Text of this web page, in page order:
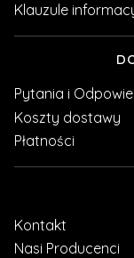
Klauzule
Pytania i
Koszty dostawy
Płatności
Kontakt
Nasi Producenci